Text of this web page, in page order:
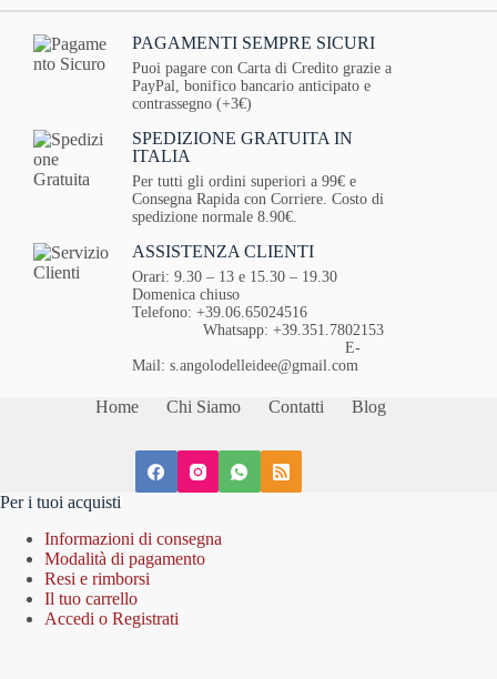
PAGAMENTI SEMPRE SICURI
Puoi pagare con Carta di Credito grazie a
PayPal, bonifico bancario anticipato e
contrassegno (+3€)
SPEDIZIONE GRATUITA IN
ITALIA
Per tutti gli ordini superiori a 99€ e
Consegna Rapida con Corriere. Costo di
spedizione normale 8.90€.
ASSISTENZA CLIENTI
Orari: 9.30 – 13 e 15.30 – 19.30
Domenica chiuso
Telefono: +39.06.65024516
Whatsapp: +39.351.7802153
E-
Mail: s.angolodelleidee@gmail.com
Home Chi Siamo Contatti Blog
Per i tuoi acquisti
Informazioni di consegna
Modalità di pagamento
Resi e rimborsi
Il tuo carrello
Accedi o Registrati